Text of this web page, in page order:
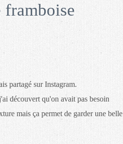
framboise
partagé sur Instagram.
découvert qu'on avait pas besoin
mais ça permet de garder une belle